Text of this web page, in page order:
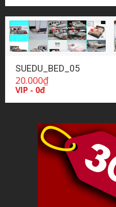
SUEDU_BED_05
20.000₫
VIP - 0đ